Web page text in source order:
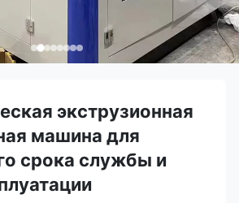
экструзионная
машина для
срока службы и